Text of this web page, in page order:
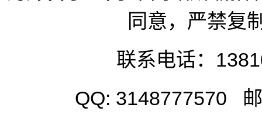
同意，严禁复
联系电话：
QQ: 3148777570